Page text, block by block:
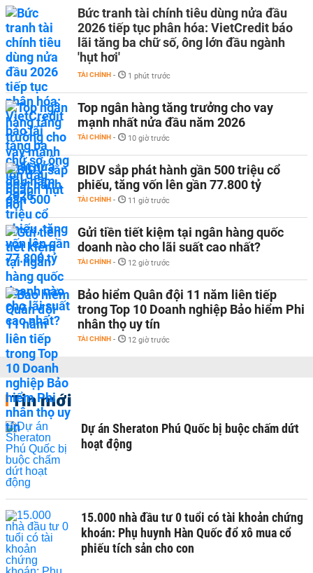
Bức tranh tài chính tiêu dùng nửa đầu
2026 tiếp tục phân hóa: VietCredit báo
lãi tăng ba chữ số, ông lớn đầu ngành
'hụt hơi'
TÀI CHÍNH - 1 phút trước
Top ngân hàng tăng trưởng cho vay
mạnh nhất nửa đầu năm 2026
TÀI CHÍNH - 10 giờ trước
BIDV sắp phát hành gần 500 triệu cổ
phiếu, tăng vốn lên gần 77.800 tỷ
TÀI CHÍNH - 11 giờ trước
Gửi tiền tiết kiệm tại ngân hàng quốc
doanh nào cho lãi suất cao nhất?
TÀI CHÍNH - 12 giờ trước
Bảo hiểm Quân đội 11 năm liên tiếp
trong Top 10 Doanh nghiệp Bảo hiểm Phi
nhân thọ uy tín
TÀI CHÍNH - 12 giờ trước
Tin mới
Dự án Sheraton Phú Quốc bị buộc chấm dứt
hoạt động
15.000 nhà đầu tư 0 tuổi có tài khoản chứng
khoán: Phụ huynh Hàn Quốc đổ xô mua cổ
phiếu tích sản cho con